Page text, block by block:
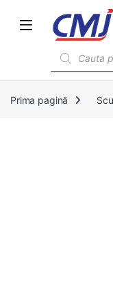
Prima pagină